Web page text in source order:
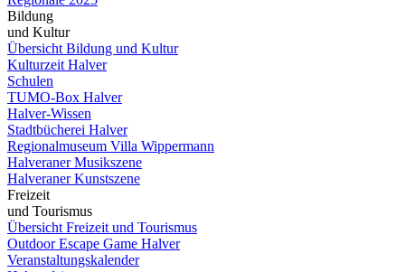
Bildung
und Kultur
Übersicht Bildung und Kultur
Kulturzeit Halver
Schulen
TUMO-Box Halver
Halver-Wissen
Stadtbücherei Halver
Regionalmuseum Villa Wippermann
Halveraner Musikszene
Halveraner Kunstszene
Freizeit
und Tourismus
Übersicht Freizeit und Tourismus
Outdoor Escape Game Halver
Veranstaltungskalender